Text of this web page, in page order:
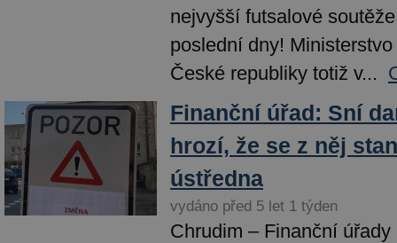
nejvyšší futsalové
poslední dny!
České republiky totiž v...
Finanční úřad: Sní
hrozí, že se z něj
ústředna
vydáno před 5 let 1 týden
Chrudim – Finanční